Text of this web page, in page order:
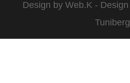
Design by Web.K - Design
Tuniberg